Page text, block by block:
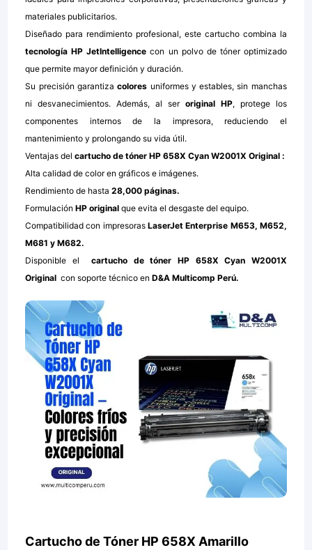
materiales publicitarios.
Diseñado para rendimiento profesional, este cartucho combina la
tecnología HP JetIntelligence con un polvo de tóner optimizado
que permite mayor definición y duración.
Su precisión garantiza colores uniformes y estables, sin manchas
ni desvanecimientos. Además, al seroriginal HP, protege los
componentes internos de la impresora, reduciendo el
mantenimiento y prolongando su vida útil.
Ventajas del cartucho de tóner HP 658X Cyan W2001X Original :
Alta calidad de color en gráficos e imágenes.
Rendimiento de hasta 28,000 páginas.
FormulaciónHP originalque evita el desgaste del equipo.
Compatibilidad con impresorasLaserJet Enterprise M653, M652,
M681 y M682.
Disponible el
cartucho de tóner HP 658X Cyan W2001X
Original con soporte técnico enD&A Multicomp Perú.
Cartucho de Tóner HP 658X Amarillo